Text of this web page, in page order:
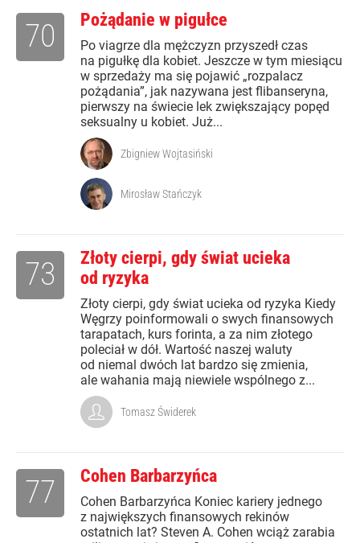
Pożądanie w pigułce
Po viagrze dla mężczyzn przyszedł czas
na pigułkę dla kobiet. Jeszcze w tym miesiącu
w sprzedaży ma się pojawić „rozpalacz
pożądania”, jak nazywana jest flibanseryna,
pierwszy na świecie lek zwiększający popęd
seksualny u kobiet. Już...
70
Zbigniew Wojtasiński
Mirosław Stańczyk
Złoty cierpi, gdy świat ucieka
od ryzyka
Złoty cierpi, gdy świat ucieka od ryzyka Kiedy
Węgrzy poinformowali o swych finansowych
tarapatach, kurs forinta, a za nim złotego
poleciał w dół. Wartość naszej waluty
od niemal dwóch lat bardzo się zmienia,
ale wahania mają niewiele wspólnego z...
73
Tomasz Świderek
Cohen Barbarzyńca
Cohen Barbarzyńca Koniec kariery jednego
z największych finansowych rekinów
ostatnich lat? Steven A. Cohen wciąż zarabia
77